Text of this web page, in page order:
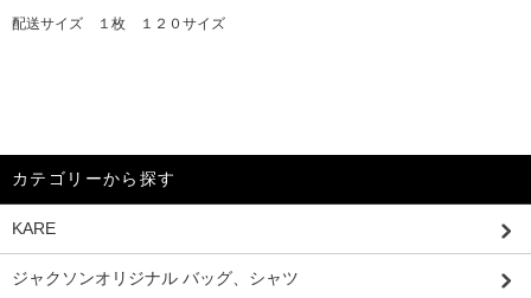
配送サイズ １枚 １２０サイズ
カテゴリーから探す
KARE
ジャクソンオリジナル バッグ、シャツ